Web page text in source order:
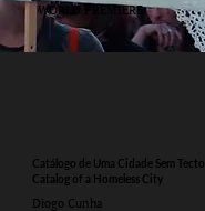
Catálogo de Uma Cidade Sem Tecto
Catalog of a Homeless City
Diogo Cunha
WORLD PREMIERE